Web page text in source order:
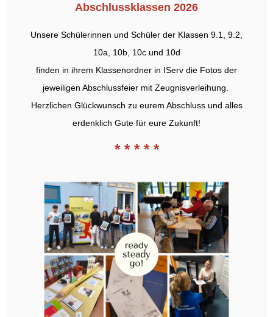
Abschlussklassen 2026
Unsere Schülerinnen und Schüler der Klassen 9.1, 9.2,
10a, 10b, 10c und 10d
finden in ihrem Klassenordner in IServ die Fotos der
jeweiligen Abschlussfeier mit Zeugnisverleihung.
Herzlichen Glückwunsch zu eurem Abschluss und alles
erdenklich Gute für eure Zukunft!
* * * * *